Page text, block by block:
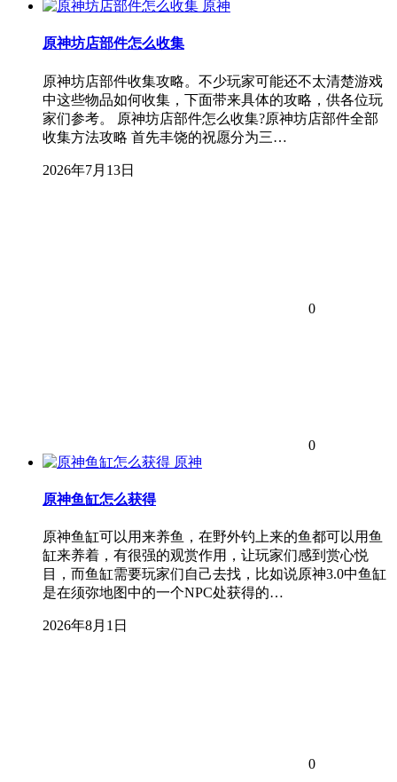
原神
原神坊店部件怎么收集
原神坊店部件收集攻略。不少玩家可能还不太清楚游戏
中这些物品如何收集，下面带来具体的攻略，供各位玩
家们参考。 原神坊店部件怎么收集?原神坊店部件全部
收集方法攻略 首先丰饶的祝愿分为三…
2026年7月13日
0
0
原神
原神鱼缸怎么获得
原神鱼缸可以用来养鱼，在野外钓上来的鱼都可以用鱼
缸来养着，有很强的观赏作用，让玩家们感到赏心悦
目，而鱼缸需要玩家们自己去找，比如说原神3.0中鱼缸
是在须弥地图中的一个NPC处获得的…
2026年8月1日
0